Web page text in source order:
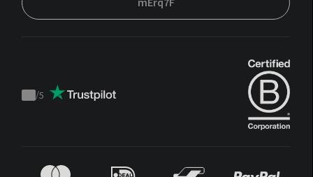
Trustpilot
/5